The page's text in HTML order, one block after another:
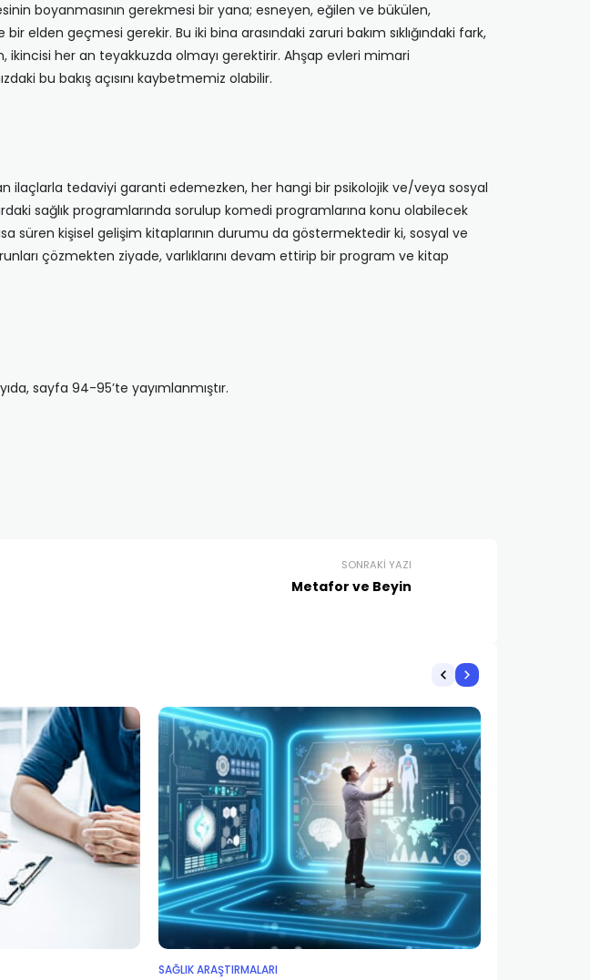
boyanmasının gerekmesi bir yana; esneyen, eğilen ve bükülen,
geçmesi gerekir. Bu iki bina arasındaki zaruri bakım sıklığındaki fark,
ikincisi her an teyakkuzda olmayı gerektirir. Ahşap evleri mimari
bu bakış açısını kaybetmemiz olabilir.
ilaçlarla tedaviyi garanti edemezken, her hangi bir psikolojik ve/veya sosyal
sağlık programlarında sorulup komedi programlarına konu olabilecek
süren kişisel gelişim kitaplarının durumu da göstermektedir ki, sosyal ve
çözmekten ziyade, varlıklarını devam ettirip bir program ve kitap
sayfa 94-95’te yayımlanmıştır.
SONRAKI YAZI
Metafor ve Beyin
SAĞLIK ARAŞTIRMALARI